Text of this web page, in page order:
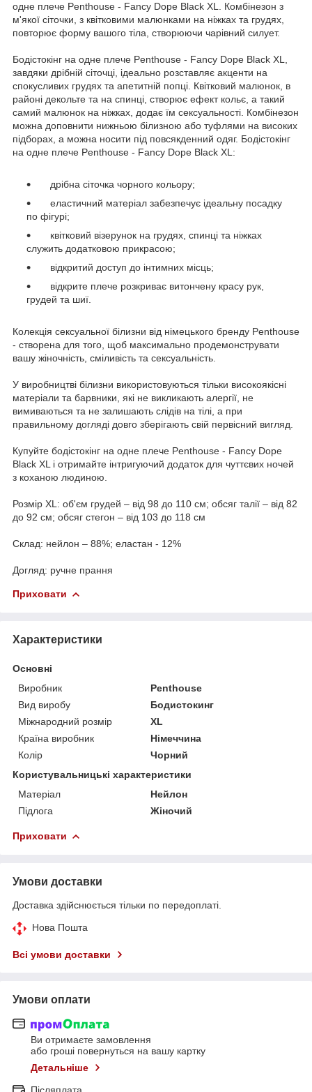
одне плече Penthouse - Fancy Dope Black XL. Комбінезон з
м'якої сіточки, з квітковими малюнками на ніжках та грудях,
повторює форму вашого тіла, створюючи чарівний силует.
Бодістокінг на одне плече Penthouse - Fancy Dope Black XL,
завдяки дрібній сіточці, ідеально розставляє акценти на
спокусливих грудях та апетитній попці. Квітковий малюнок, в
районі декольте та на спинці, створює ефект кольє, а такий
самий малюнок на ніжках, додає їм сексуальності. Комбінезон
можна доповнити нижньою білизною або туфлями на високих
підборах, а можна носити під повсякденний одяг. Бодістокінг
на одне плече Penthouse - Fancy Dope Black XL:
дрібна сіточка чорного кольору;
еластичний матеріал забезпечує ідеальну посадку
по фігурі;
квітковий візерунок на грудях, спинці та ніжках
служить додатковою прикрасою;
відкритий доступ до інтимних місць;
відкрите плече розкриває витончену красу рук,
грудей та шиї.
Колекція сексуальної білизни від німецького бренду Penthouse
- створена для того, щоб максимально продемонструвати
вашу жіночність, сміливість та сексуальність.
У виробництві білизни використовуються тільки високоякісні
матеріали та барвники, які не викликають алергії, не
вимиваються та не залишають слідів на тілі, а при
правильному догляді довго зберігають свій первісний вигляд.
Купуйте бодістокінг на одне плече Penthouse - Fancy Dope
Black XL і отримайте інтригуючий додаток для чуттєвих ночей
з коханою людиною.
Розмір XL: об'єм грудей – від 98 до 110 см; обсяг талії – від 82
до 92 см; обсяг стегон – від 103 до 118 см
Склад: нейлон – 88%; еластан - 12%
Догляд: ручне прання
Приховати
Характеристики
Основні
Виробник
Penthouse
Вид виробу
Бодистокинг
Міжнародний розмір
XL
Країна виробник
Німеччина
Колір
Чорний
Користувальницькі характеристики
Матеріал
Нейлон
Підлога
Жіночий
Приховати
Умови доставки
Доставка здійснюється тільки по передоплаті.
Нова Пошта
Всі умови доставки
Умови оплати
Ви отримаєте замовлення
або гроші повернуться на вашу картку
Детальніше